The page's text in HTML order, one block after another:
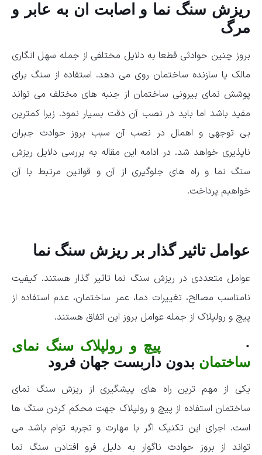
ریزش سنگ نما و اصابت ان به عابر و
مرگ
بروز چنین حوادثی قطعا به دلایل مختلفی از جمله سهل انگاری
مالک یا سازنده ساختمان روی می دهد. استفاده از سنگ برای
پوشش نمای بیرونی ساختمان از جنبه های مختلف می تواند
مفید باشد اما باید در نصب آن دقت بسیار نمود. زیرا کمترین
بی توجهی و اهمال در نصب آن سبب بروز حوادث جبران
ناپذیری خواهد شد. در ادامه این مقاله به بررسی دلایل ریزش
سنگ نما و راه های جلوگیری از آن و قوانین مرتبط با آن
خواهیم پرداخت.
عوامل تاثیر گذار بر ریزش سنگ نما
عوامل متعددی در ریزش سنگ نما تاثیر گذار هستند. کیفیت
نامناسب مصالح، تغییرات دما، عمر ساختمان، عدم استفاده از
پیچ و رولپلاک از جمله عوامل بروز این اتفاق هستند.
· پیچ و رولپلاک سنگ نمای
ساختمان بدون داربست جهان فرود
یکی از مهم ترین راه های پیشگیری از ریزش سنگ نمای
ساختمان استفاده از پیچ و رولپلاک جهت محکم کردن سنگ ها
است. اجرای این تکنیک اگر با مهارت و تجربه توام باشد می
تواند از بروز حوادث ناگوار به دلیل فرو افتادن سنگ نما